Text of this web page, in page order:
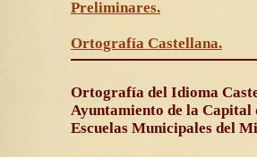
Preliminares.
Ortografía Castellana.
Ortografía del Idioma
Ayuntamiento de la Capital
Escuelas Municipales del